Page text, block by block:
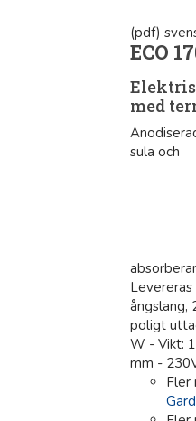
(pdf)
ECO
med
sula och
ångslang,
poligt
W - Vikt:
mm -
Fler